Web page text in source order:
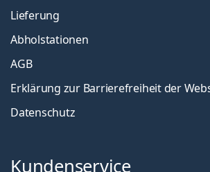
Lieferung
Abholstationen
AGB
Erklärung zur Barrierefreiheit der
Datenschutz
Kundenservice